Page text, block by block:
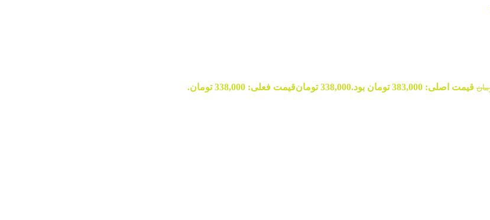
قیمت اصلی: 383,000 تومان بود. 338,000 تومانقیمت فعلی: 338,000 تومان.